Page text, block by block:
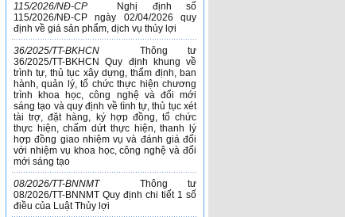
Học bổng Thạc Sĩ và Tiến sĩ tại Nam Úc
(Được tài trợ đầy đủ)
Khảo sát mức độ thực hiện quản lý tổng
hợp tài nguyên nước (QLTHTNN)
Đại học Melbourne Học bổng Thạc sỹ và
Tiến sĩ tại Úc (Được Tài trợ đầy đủ)
Học bổng Fulbright dành cho sinh viên
2018-2019 bắt đầu tiếp nhận hồ sơ
115/2026/NÐ-CP Nghị định số
115/2026/NĐ-CP ngày 02/04/2026 quy
định về giá sản phẩm, dịch vụ thủy lợi
36/2025/TT-BKHCN Thông tư
36/2025/TT-BKHCN Quy định khung về
trình tự, thủ tục xây dựng, thẩm định, ban
hành, quản lý, tổ chức thực hiện chương
trình khoa học, công nghệ và đổi mới
sáng tạo và quy định về tình tự, thủ tục xét
tài trợ, đặt hàng, ký hợp đồng, tổ chức
thực hiện, chấm dứt thực hiện, thanh lý
hợp đồng giao nhiệm vụ và đánh giá đối
với nhiệm vụ khoa học, công nghệ và đổi
mới sáng tạo
08/2026/TT-BNNMTThông tư
08/2026/TT-BNNMT Quy định chi tiết 1 số
điều của Luật Thủy lợi